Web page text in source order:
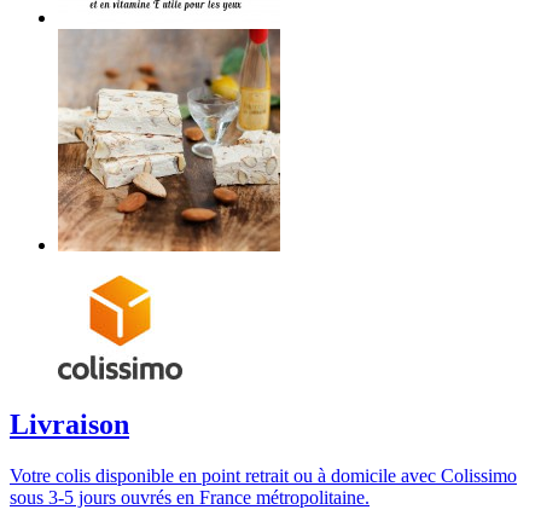
Livraison
Votre colis disponible en point retrait ou à domicile avec Colissimo
sous 3-5 jours ouvrés en France métropolitaine.